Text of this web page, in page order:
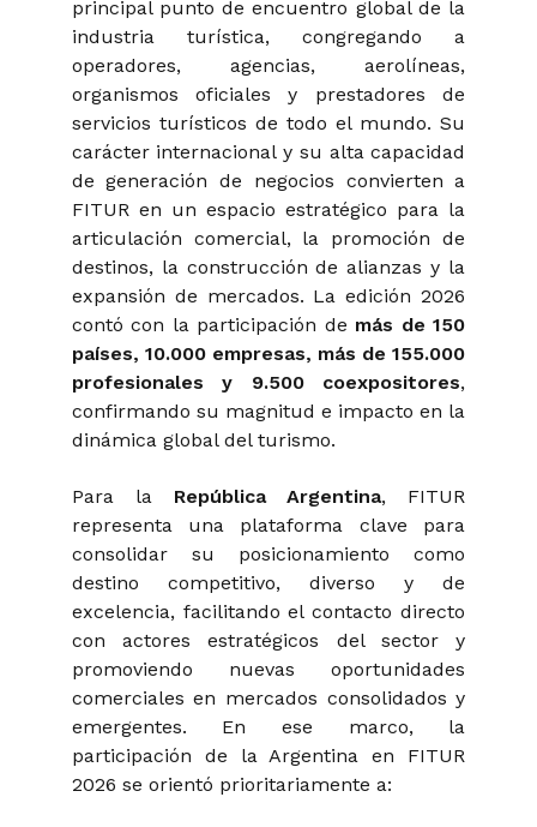
principal punto de encuentro global de la
industria turística, congregando a
operadores, agencias, aerolíneas,
organismos oficiales y prestadores de
servicios turísticos de todo el mundo. Su
carácter internacional y su alta capacidad
de generación de negocios convierten a
FITUR en un espacio estratégico para la
articulación comercial, la promoción de
destinos, la construcción de alianzas y la
expansión de mercados. La edición 2026
contó con la participación de más de 150
países, 10.000 empresas, más de 155.000
profesionales y 9.500 coexpositores,
confirmando su magnitud e impacto en la
dinámica global del turismo.
Para la República Argentina, FITUR
representa una plataforma clave para
consolidar su posicionamiento como
destino competitivo, diverso y de
excelencia, facilitando el contacto directo
con actores estratégicos del sector y
promoviendo nuevas oportunidades
comerciales en mercados consolidados y
emergentes. En ese marco, la
participación de la Argentina en FITUR
2026 se orientó prioritariamente a: